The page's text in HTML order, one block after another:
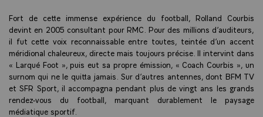
Fort de cette immense expérience du football, Rolland Courbis
devint en 2005 consultant pour RMC. Pour des millions d’auditeurs,
il fut cette voix reconnaissable entre toutes, teintée d’un accent
méridional chaleureux, directe mais toujours précise. Il intervint dans
« Larqué Foot », puis eut sa propre émission, « Coach Courbis », un
surnom qui ne le quitta jamais. Sur d’autres antennes, dont BFM TV
et SFR Sport, il accompagna pendant plus de vingt ans les grands
rendez-vous du football, marquant durablement le paysage
médiatique sportif.